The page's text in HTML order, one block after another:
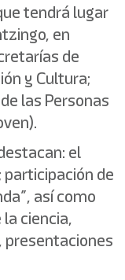
tendrá lugar
en
de
y Cultura;
las Personas
el
de
así como
ciencia,